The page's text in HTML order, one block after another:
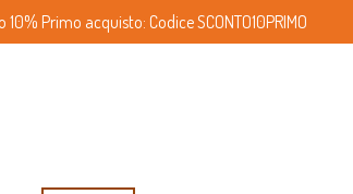
10% Primo acquisto: Codice SCONTO10PRIMO